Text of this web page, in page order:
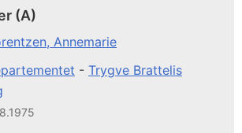
(A)
Annemarie
- Trygve Brattelis